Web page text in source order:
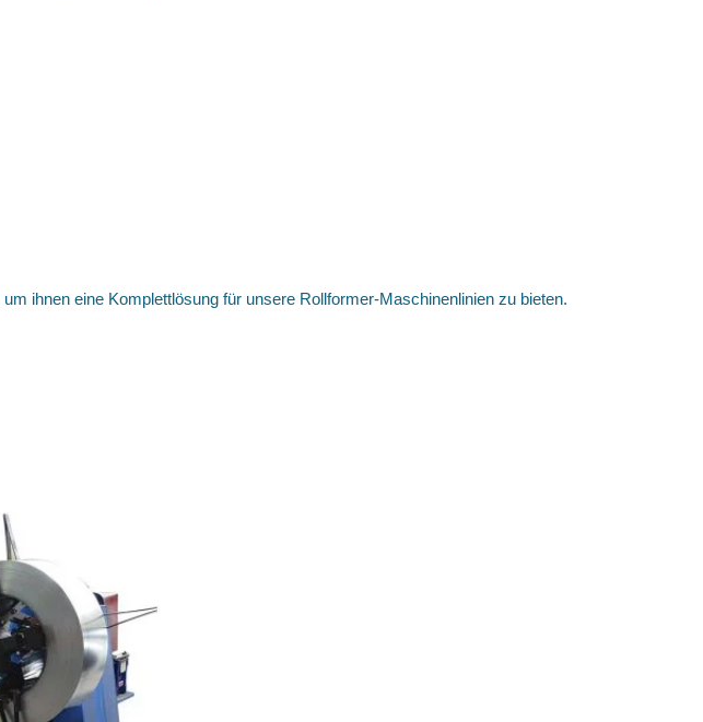
ihnen eine Komplettlösung für unsere Rollformer-Maschinenlinien zu bieten.